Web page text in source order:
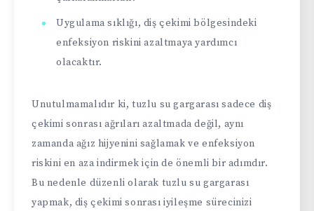
Uygulama sıklığı, diş çekimi bölgesindeki
enfeksiyon riskini azaltmaya yardımcı
olacaktır.
Unutulmamalıdır ki, tuzlu su gargarası sadece diş
çekimi sonrası ağrıları azaltmada değil, aynı
zamanda ağız hijyenini sağlamak ve enfeksiyon
riskini en aza indirmek için de önemli bir adımdır.
Bu nedenle düzenli olarak tuzlu su gargarası
yapmak, diş çekimi sonrası iyileşme sürecinizi